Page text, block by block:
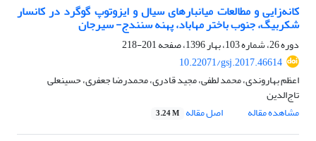
کانه‌زایی و مطالعات میانبارهای سیال و ایزوتوپ گوگرد در کانسار
شکربیگ، جنوب ‌باختر مهاباد، پهنه سنندج- سیرجان
دوره 26، شماره 103، بهار 1396، صفحه
201-218
10.22071/gsj.2017.46614
اعظم بهاروندی، محمد لطفی، مجید قادری، محمدرضا جعفری، حسینعلی
تاج‌الدین
مشاهده مقاله
اصل مقاله 3.24 M